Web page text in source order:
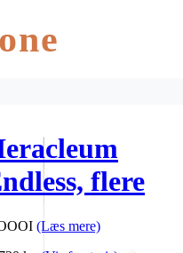
flere
(Læs mere)